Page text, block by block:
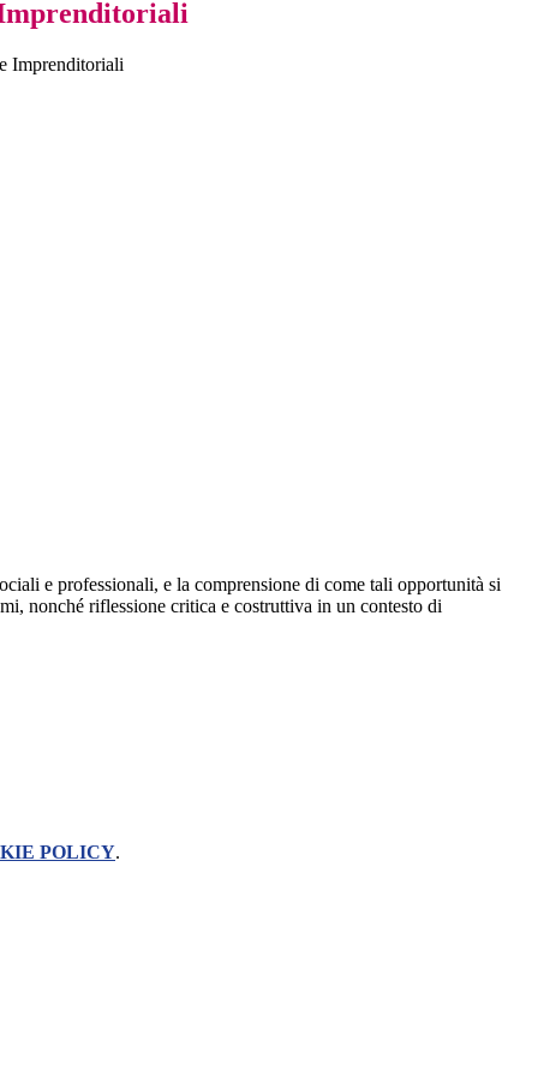
Imprenditoriali
e professionali, e la comprensione di come tali opportunità si
nonché riflessione critica e costruttiva in un contesto di
POLICY.